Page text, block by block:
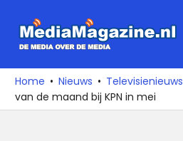
naar
media
over
de
Home Nieuws Televisienieuws
van de maand bij KPN in mei